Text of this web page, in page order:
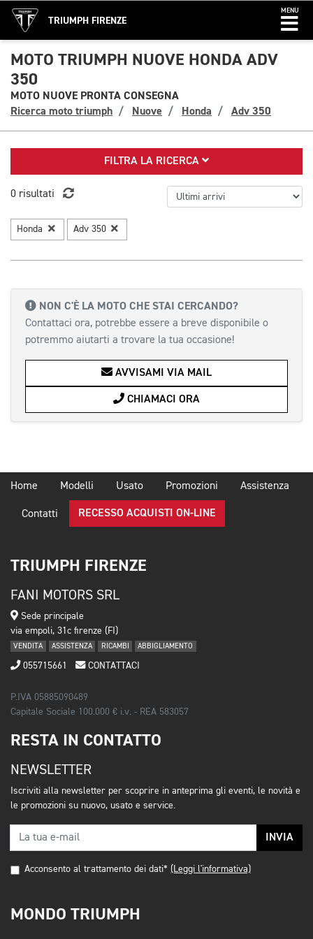
TRIUMPH FIRENZE
MENU
MOTO TRIUMPH NUOVE HONDA ADV
350
MOTO NUOVE PRONTA CONSEGNA
Ricerca moto triumph
Nuove Honda Adv 350
FILTRA LA RICERCA
0 risultati
Honda Adv 350
NON C'È LA MOTO CHE STAI CERCANDO?
Contattaci ora, potrebbe essere a breve disponibile o
potremmo aiutarti a trovare la tua occasione!
AVVISAMI VIA MAIL
CHIAMACI ORA
Home Modelli Usato Promozioni Assistenza
Contatti RECESSO ACQUISTI ON-LINE
TRIUMPH FIRENZE
FANI MOTORS SRL
Sede principale
via empoli, 31c firenze (FI)
VENDITA ASSISTENZA RICAMBI ABBIGLIAMENTO
055715661 CONTATTACI
P.IVA 05885090489
Capitale Sociale 100.000 € i.v. - REA 583057
RESTA IN CONTATTO
NEWSLETTER
Iscriviti alla newsletter per scoprire in anteprima gli eventi, le novità e
le promozioni su nuovo, usato e service.
INVIA
Acconsento al trattamento dei dati* (Leggi l'informativa)
MONDO TRIUMPH